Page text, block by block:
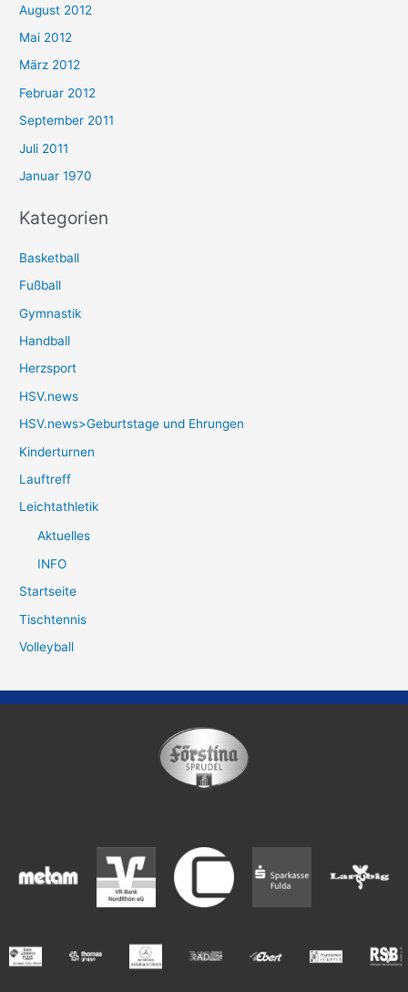
August 2012
Mai 2012
März 2012
Februar 2012
September 2011
Juli 2011
Januar 1970
Kategorien
Basketball
Fußball
Gymnastik
Handball
Herzsport
HSV.news
HSV.news>Geburtstage und Ehrungen
Kinderturnen
Lauftreff
Leichtathletik
Aktuelles
INFO
Startseite
Tischtennis
Volleyball